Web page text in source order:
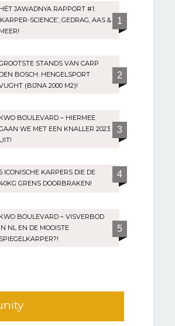
HÉT JAWADNYA RAPPORT #1:
SCIENCE’, GEDRAG, AAS &
MEER!
1
STANDS VAN CARP
DEN BOSCH: HENGELSPORT
(BIJNA 2000 M2)!
2
KWO BOULEVARD – HIERMEE
WE MET EEN KNALLER 2023
UIT!
3
ICONISCHE KARPERS DIE DE
GRENS DOORBRAKEN!
4
KWO BOULEVARD – VISVERBOD
IN NL EN DE MOOISTE
SPIEGELKARPER?!
5